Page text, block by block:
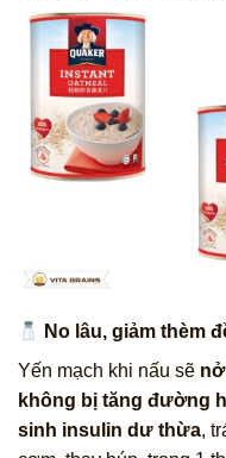
No lâu, giảm thèm
Yến mạch khi nấu sẽ
không bị tăng đường
sinh insulin dư thừa,